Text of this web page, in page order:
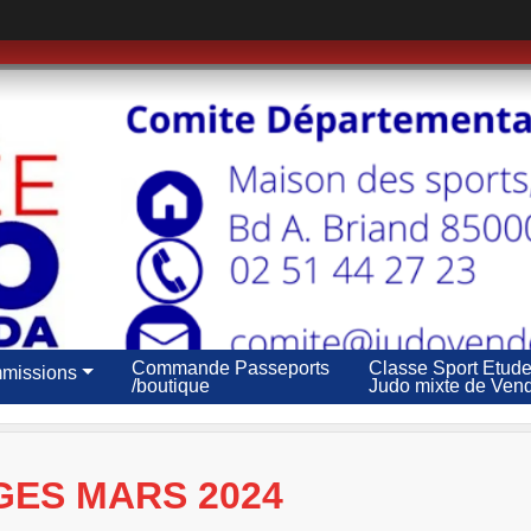
Commande Passeports
/boutique
Classe Sport
Judo mixte de
MARS 2024